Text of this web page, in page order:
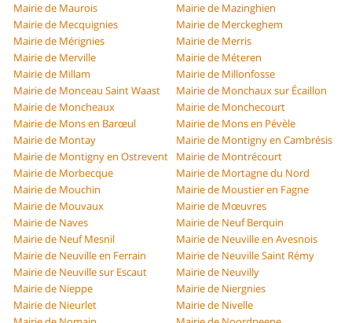
Mairie de Maurois
Mairie de Mazinghien
Mairie de Mecquignies
Mairie de Merckeghem
Mairie de Mérignies
Mairie de Merris
Mairie de Merville
Mairie de Méteren
Mairie de Millam
Mairie de Millonfosse
Mairie de Monceau Saint Waast
Mairie de Monchaux sur Écaillon
Mairie de Moncheaux
Mairie de Monchecourt
Mairie de Mons en Barœul
Mairie de Mons en Pévèle
Mairie de Montay
Mairie de Montigny en Cambrésis
Mairie de Montigny en Ostrevent
Mairie de Montrécourt
Mairie de Morbecque
Mairie de Mortagne du Nord
Mairie de Mouchin
Mairie de Moustier en Fagne
Mairie de Mouvaux
Mairie de Mœuvres
Mairie de Naves
Mairie de Neuf Berquin
Mairie de Neuf Mesnil
Mairie de Neuville en Avesnois
Mairie de Neuville en Ferrain
Mairie de Neuville Saint Rémy
Mairie de Neuville sur Escaut
Mairie de Neuvilly
Mairie de Nieppe
Mairie de Niergnies
Mairie de Nieurlet
Mairie de Nivelle